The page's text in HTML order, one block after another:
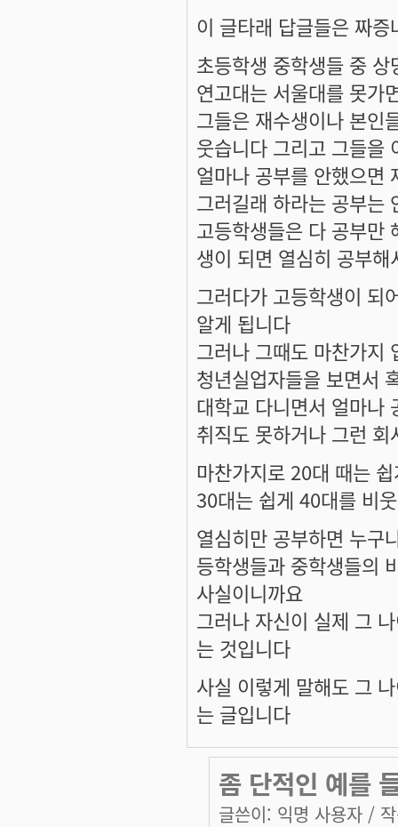
이 글타래 답글들은 짜
초등학생 중학생들 중
연고대는 서울대를 못가
그들은 재수생이나 본인
웃습니다 그리고 그들을
얼마나 공부를 안했으면
그러길래 하라는 공부는
고등학생들은 다 공부만
생이 되면 열심히 공부
그러다가 고등학생이 되
알게 됩니다
그러나 그때도 마찬가지
청년실업자들을 보면서
대학교 다니면서 얼마나
취직도 못하거나 그런
마찬가지로 20대 때는
30대는 쉽게 40대를 비
열심히만 공부하면 누구
등학생들과 중학생들의
사실이니까요
그러나 자신이 실제 그
는 것입니다
사실 이렇게 말해도 그
는 글입니다
좀 단적인 예를
글쓴이: 익명 사용자 /